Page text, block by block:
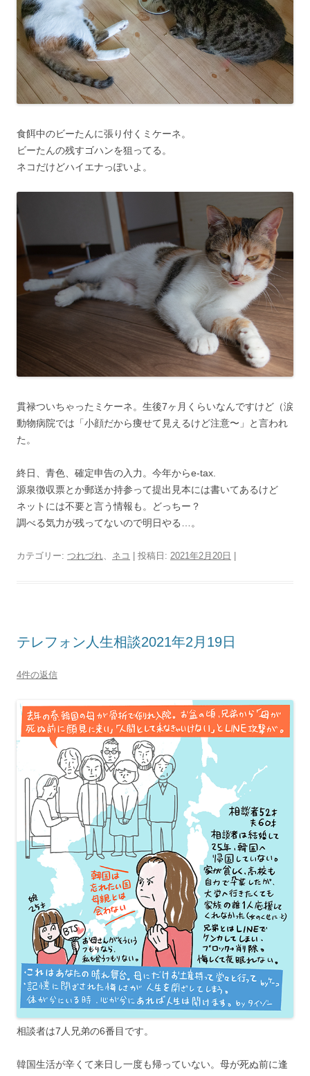
食餌中のビーたんに張り付くミケーネ。
ビーたんの残すゴハンを狙ってる。
ネコだけどハイエナっぽいよ。
貫禄ついちゃったミケーネ。生後7ヶ月くらいなんですけど（涙
動物病院では「小顔だから痩せて見えるけど注意〜」と言われ
た。
終日、青色、確定申告の入力。今年からe-tax.
源泉徴収票とか郵送か持参って提出見本には書いてあるけど
ネットには不要と言う情報も。どっちー？
調べる気力が残ってないので明日やる…。
カテゴリー: つれづれ ネコ | 投稿日: 2021年2月20日
テレフォン人生相談2021年2月19日
4件の返信
相談者は7人兄弟の6番目です。
韓国生活が辛くて来日し一度も帰っていない。母が死ぬ前に逢